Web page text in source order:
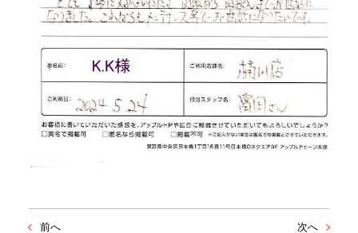
前へ 次へ